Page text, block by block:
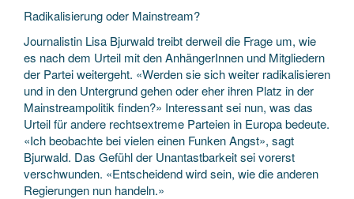
Radikalisierung oder Mainstream?
Journalistin Lisa Bjurwald treibt derweil die Frage um, wie
es nach dem Urteil mit den AnhängerInnen und Mitgliedern
der Partei weitergeht. «Werden sie sich weiter radikalisieren
und in den Untergrund gehen oder eher ihren Platz in der
Mainstreampolitik finden?» Interessant sei nun, was das
Urteil für andere rechtsextreme Parteien in Europa bedeute.
«Ich beobachte bei vielen einen Funken Angst», sagt
Bjurwald. Das Gefühl der Unantastbarkeit sei vorerst
verschwunden. «Entscheidend wird sein, wie die anderen
Regierungen nun handeln.»